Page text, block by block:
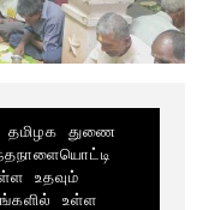
துணை
உதவும்
உள்ள